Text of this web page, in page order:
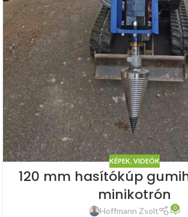
KÉPEK, VIDEÓK
120 mm hasítókúp
minikotrón
Hoffmann Zsolt 0